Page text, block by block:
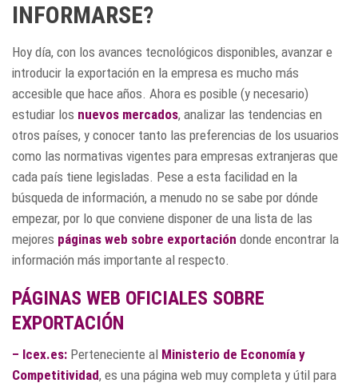
INFORMARSE?
Hoy día, con los avances tecnológicos disponibles, avanzar e
introducir la exportación en la empresa es mucho más
accesible que hace años. Ahora es posible (y necesario)
estudiar los nuevos mercados, analizar las tendencias en
otros países, y conocer tanto las preferencias de los usuarios
como las normativas vigentes para empresas extranjeras que
cada país tiene legisladas. Pese a esta facilidad en la
búsqueda de información, a menudo no se sabe por dónde
empezar, por lo que conviene disponer de una lista de las
mejores páginas web sobre exportación donde encontrar la
información más importante al respecto.
PÁGINAS WEB OFICIALES SOBRE
EXPORTACIÓN
– Icex.es: Perteneciente al Ministerio de Economía y
Competitividad, es una página web muy completa y útil para